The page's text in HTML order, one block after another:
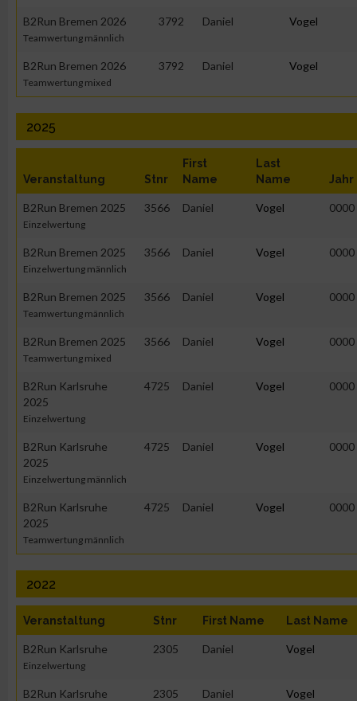
B2Run Bremen 2026
Teamwertung männlich
3792 Daniel Vogel
B2Run Bremen 2026
Teamwertung mixed
3792 Daniel Vogel
2025
Veranstaltung Stnr
First
Name
Last
Name
Jahr
B2Run Bremen 2025
Einzelwertung
3566 Daniel Vogel 0000
B2Run Bremen 2025
Einzelwertung männlich
3566 Daniel Vogel 0000
B2Run Bremen 2025
Teamwertung männlich
3566 Daniel Vogel 0000
B2Run Bremen 2025
Teamwertung mixed
3566 Daniel Vogel 0000
B2Run Karlsruhe
2025
Einzelwertung
4725 Daniel Vogel 0000
B2Run Karlsruhe
2025
Einzelwertung männlich
4725 Daniel Vogel 0000
B2Run Karlsruhe
2025
Teamwertung männlich
4725 Daniel Vogel 0000
2022
Veranstaltung Stnr First Name Last Name
B2Run Karlsruhe
Einzelwertung
2305 Daniel Vogel
B2Run Karlsruhe 2305 Daniel Vogel